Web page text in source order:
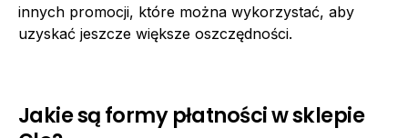
innych promocji, które można wykorzystać, aby
uzyskać jeszcze większe oszczędności.
Jakie są formy płatności w sklepie